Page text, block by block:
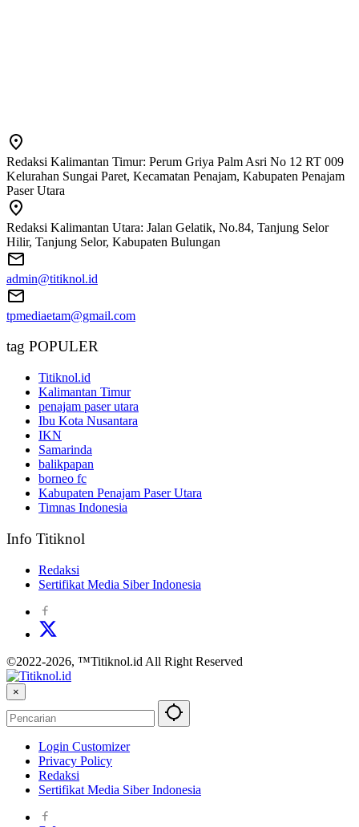
Redaksi Kalimantan Timur: Perum Griya Palm Asri No 12 RT 009
Kelurahan Sungai Paret, Kecamatan Penajam, Kabupaten Penajam
Paser Utara
Redaksi Kalimantan Utara: Jalan Gelatik, No.84, Tanjung Selor
Hilir, Tanjung Selor, Kabupaten Bulungan
admin@titiknol.id
tpmediaetam@gmail.com
tag POPULER
Titiknol.id
Kalimantan Timur
penajam paser utara
Ibu Kota Nusantara
IKN
Samarinda
balikpapan
borneo fc
Kabupaten Penajam Paser Utara
Timnas Indonesia
Info Titiknol
Redaksi
Sertifikat Media Siber Indonesia
©2022-2026, ™Titiknol.id All Right Reserved
×
Login Customizer
Privacy Policy
Redaksi
Sertifikat Media Siber Indonesia